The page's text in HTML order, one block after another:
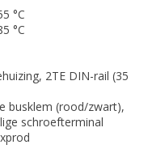
°C
°C
2TE DIN-rail (35
busklem (rood/zwart),
schroefterminal